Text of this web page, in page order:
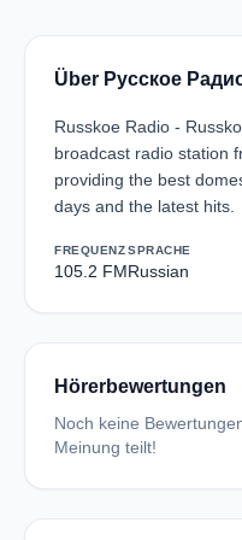
Über Русское
Russkoe Radio -
broadcast radio station
providing the best
days and the latest hits.
FREQUENZ
105.2 FM
SPRACHE
Russian
Hörerbewertungen
Noch keine
Meinung teilt!